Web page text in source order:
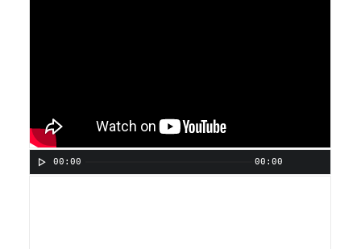
00:00 00:00